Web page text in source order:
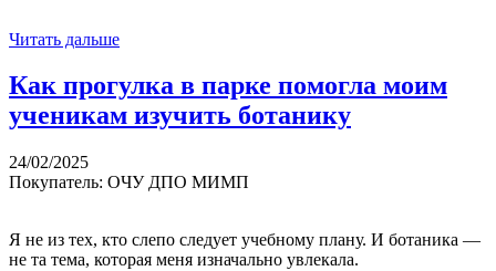
Читать дальше
Как прогулка в парке помогла моим
ученикам изучить ботанику
24/02/2025
Покупатель: ОЧУ ДПО МИМП
Я не из тех, кто слепо следует учебному плану. И ботаника —
не та тема, которая меня изначально увлекала.